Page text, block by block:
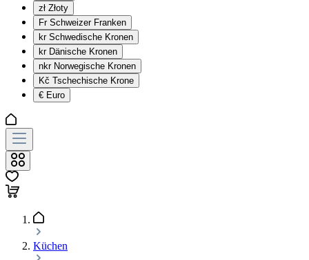
zł Złoty
Fr Schweizer Franken
kr Schwedische Kronen
kr Dänische Kronen
nkr Norwegische Kronen
Kč Tschechische Krone
€ Euro
Küchen